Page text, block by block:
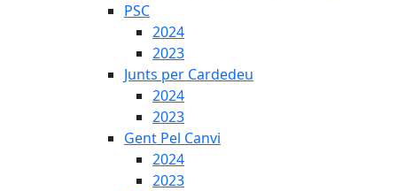
PSC
2024
2023
Junts per Cardedeu
2024
2023
Gent Pel Canvi
2024
2023